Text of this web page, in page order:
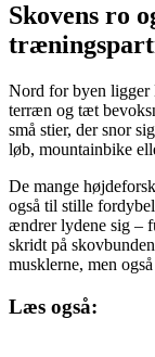
Skovens ro
Nord for byen ligger
terræn og tæt
små stier, der snor
løb, mountainbike
De mange
også til stille
ændrer lydene sig –
skridt på
musklerne, men
Læs også: